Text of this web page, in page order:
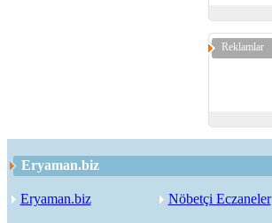
Reklamlar
Eryaman.biz
Eryaman.biz Nöbetçi Eczaneler